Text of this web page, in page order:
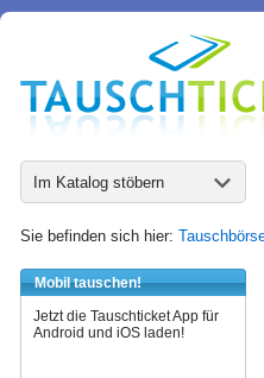
Im Katalog stöbern
Sie befinden sich hier:
Mobil tauschen!
Jetzt die Tauschticket App für
Android und iOS laden!